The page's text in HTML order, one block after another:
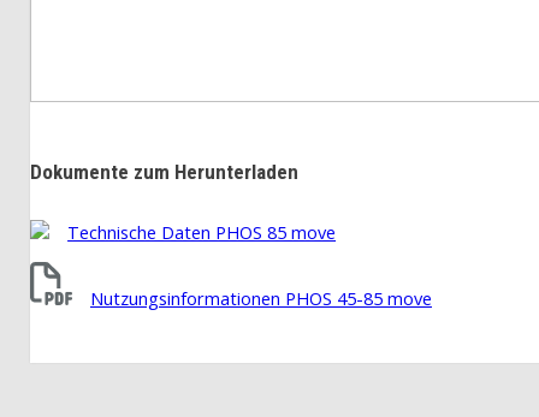
Dokumente zum Herunterladen
Technische Daten PHOS 85 move
Nutzungsinformationen PHOS 45-85 move